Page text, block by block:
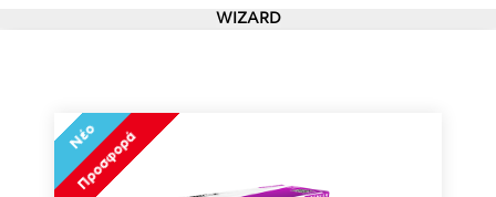
WIZARD
Νέο
Προσφορά